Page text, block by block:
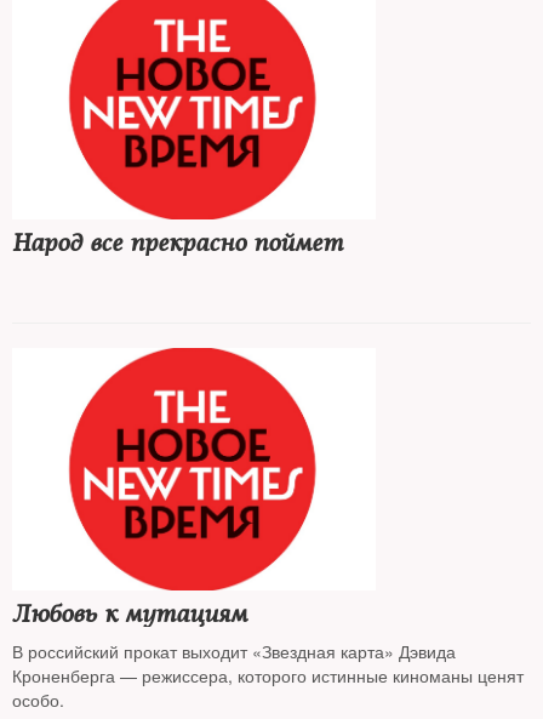
Народ все прекрасно поймет
Любовь к мутациям
В российский прокат выходит «Звездная карта» Дэвида
Кроненберга — режиссера, которого истинные киноманы ценят
особо.